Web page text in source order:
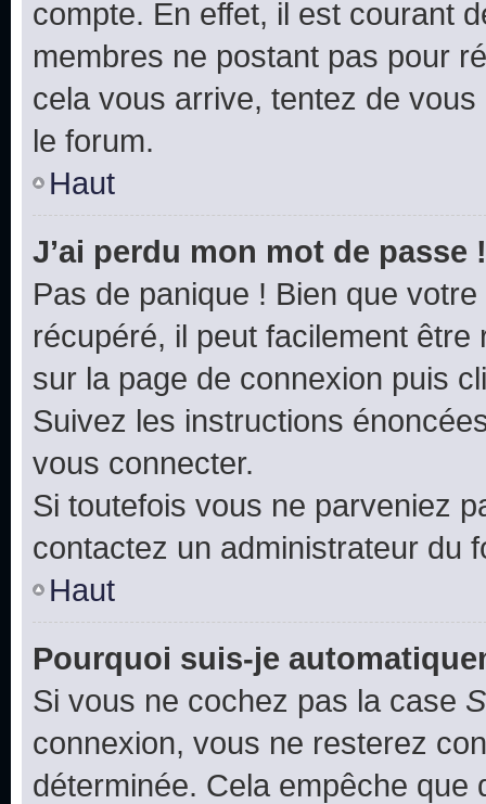
compte. En effet, il est courant
membres ne postant pas pour
cela vous arrive, tentez de
le forum.
Haut
J’ai perdu mon mot de passe !
Pas de panique ! Bien que
récupéré, il peut facilement
sur la page de connexion puis
Suivez les instructions
vous connecter.
Si toutefois vous ne parveniez
contactez un administrateur du
Haut
Pourquoi suis-je
Si vous ne cochez pas la case
connexion, vous ne resterez
déterminée. Cela empêche que